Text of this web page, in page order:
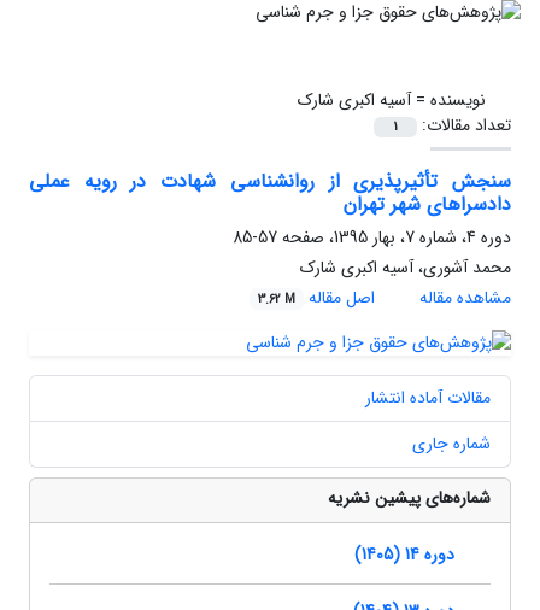
نویسنده =آسیه اکبری شارک
تعداد مقالات:
1
سنجش تأثیر‌پذیری از روانشناسی شهادت در رویه عملی
دادسراهای شهر تهران
دوره 4، شماره 7، بهار 1395، صفحه
57-85
محمد آشوری، آسیه اکبری شارک
مشاهده مقاله
اصل مقاله 3.62 M
مقالات آماده انتشار
شماره جاری
شماره‌های پیشین نشریه
دوره 14 (1405)